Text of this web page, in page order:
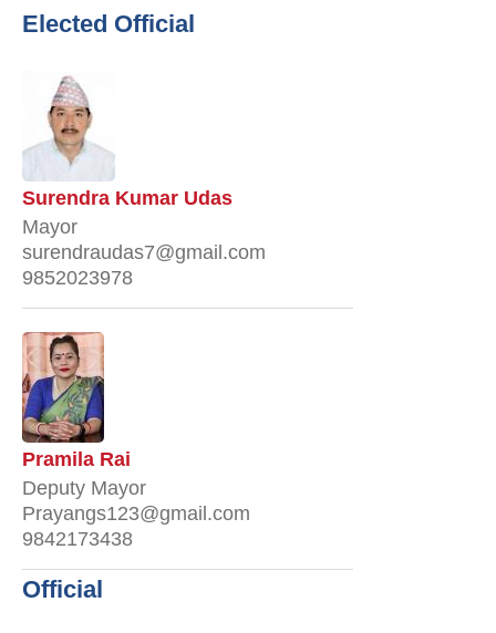
Elected Official
Surendra Kumar Udas
Mayor
surendraudas7@gmail.com
9852023978
Pramila Rai
Deputy Mayor
Prayangs123@gmail.com
9842173438
Official